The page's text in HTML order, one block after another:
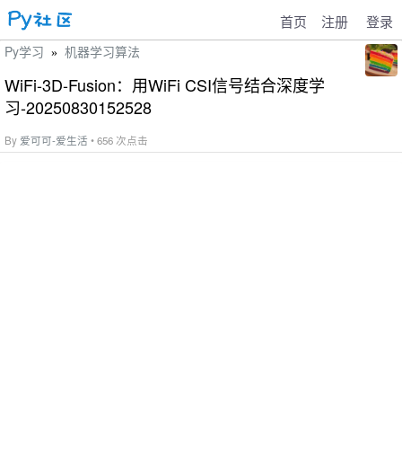
首页 注册 登录
Py学习 » 机器学习算法
WiFi-3D-Fusion：用WiFi CSI信号结合深度学
习-20250830152528
By 爱可可-爱生活 • 656 次点击